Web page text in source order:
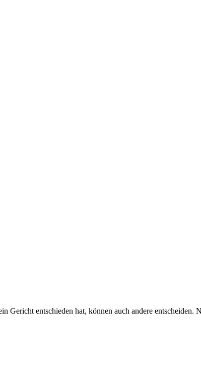
entschieden hat, können auch andere entscheiden.